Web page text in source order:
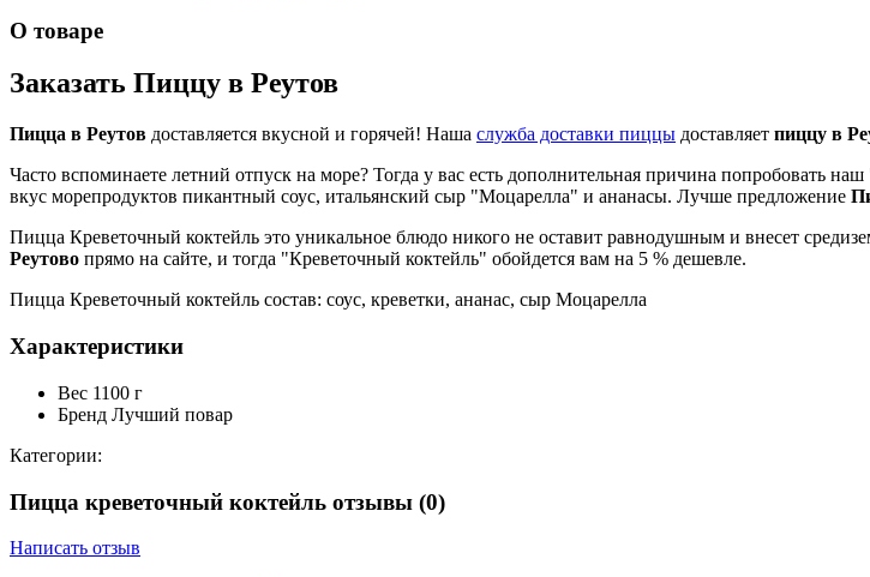
О товаре
Заказать Пиццу в Реутов
Пицца в Реутов доставляется вкусной и горячей! Наша служба доставки пиццы доставляет пиццу в
Часто вспоминаете летний отпуск на море? Тогда у вас есть дополнительная причина попробовать
вкус морепродуктов пикантный соус, итальянский сыр "Моцарелла" и ананасы. Лучше предложение
Пицца Креветочный коктейль это уникальное блюдо никого не оставит равнодушным и внесет
Реутово прямо на сайте, и тогда "Креветочный коктейль" обойдется вам на 5 % дешевле.
Пицца Креветочный коктейль состав: соус, креветки, ананас, сыр Моцарелла
Характеристики
Вес 1100 г
Бренд Лучший повар
Категории:
Пицца креветочный коктейль отзывы (0)
Написать отзыв